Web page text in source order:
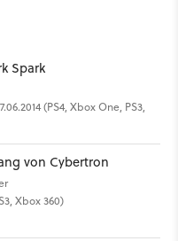
Spark
(PS4, Xbox One, PS3,
von Cybertron
Xbox 360)